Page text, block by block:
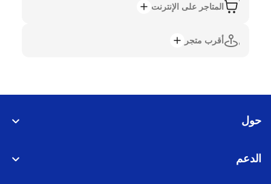
المتاجر على الإنترنت
أقرب متجر
حول
الدعم